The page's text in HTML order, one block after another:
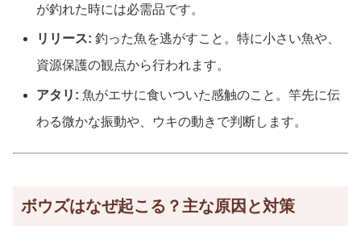
が釣れた時には必需品です。
リリース: 釣った魚を逃がすこと。特に小さい魚や、
資源保護の観点から行われます。
アタリ: 魚がエサに食いついた感触のこと。竿先に伝
わる微かな振動や、ウキの動きで判断します。
ボウズはなぜ起こる？主な原因と対策